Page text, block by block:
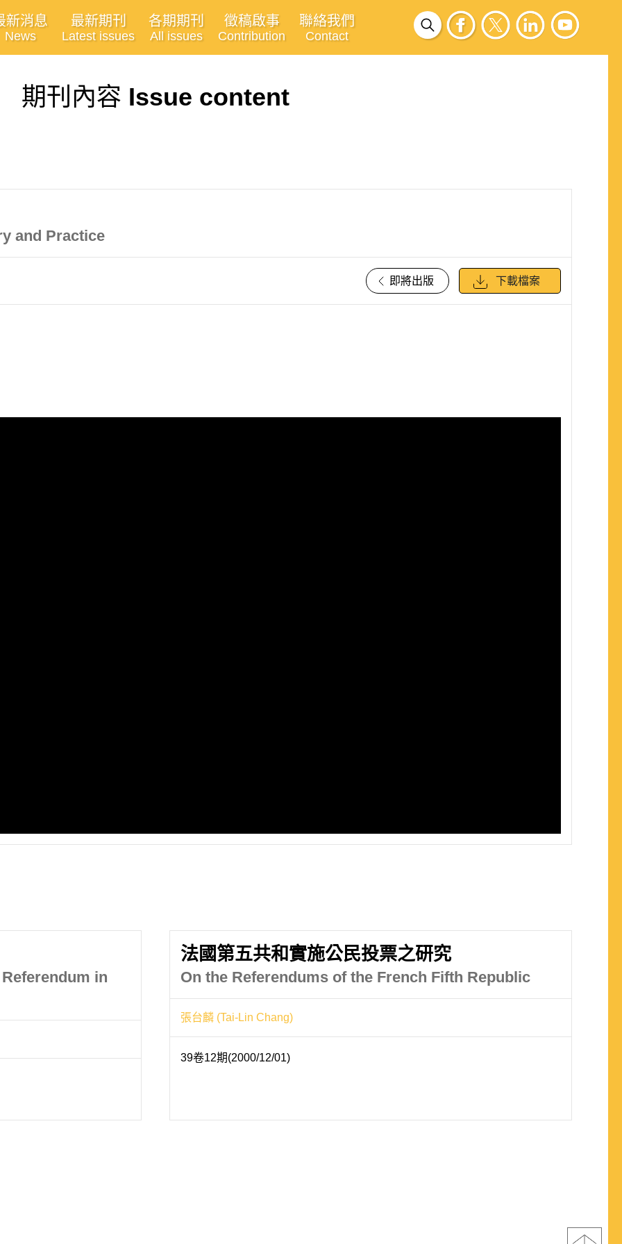
新消息
News
最新期刊
Latest issues
各期期刊
All issues
徵稿啟事
Contribution
聯絡我們
Contact
期刊內容 Issue content
and Practice
即將出版 下載檔案
in
法國第五共和實施公民投票之研究
On the Referendums of the French Fifth Republic
張台麟 (Tai-Lin Chang)
39卷12期(2000/12/01)